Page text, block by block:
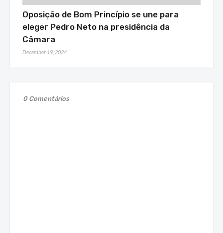
Oposição de Bom Princípio se une para
eleger Pedro Neto na presidência da
Câmara
December 19, 2024
0 Comentários